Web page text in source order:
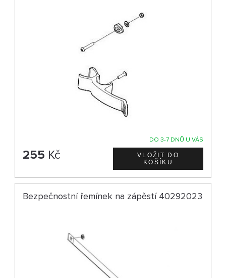
DO 3-7 DNŮ U VÁS
255 Kč
Bezpečnostní řemínek na zápěstí 40292023